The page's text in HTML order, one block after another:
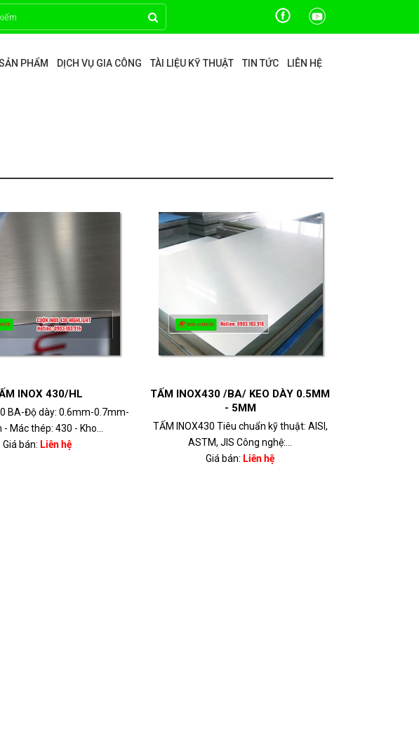
PHẨM DỊCH VỤ GIA CÔNG TÀI LIỆU KỸ THUẬT TIN TỨC LIÊN HỆ
INOX 430/HL
BA-Độ dày: 0.6mm-0.7mm-
Mác thép: 430 - Kho...
Giá bán: Liên hệ
TẤM INOX430 /BA/ KEO DÀY 0.5MM
- 5MM
TẤM INOX430 Tiêu chuẩn kỹ thuật: AISI,
ASTM, JIS Công nghệ:...
Giá bán: Liên hệ